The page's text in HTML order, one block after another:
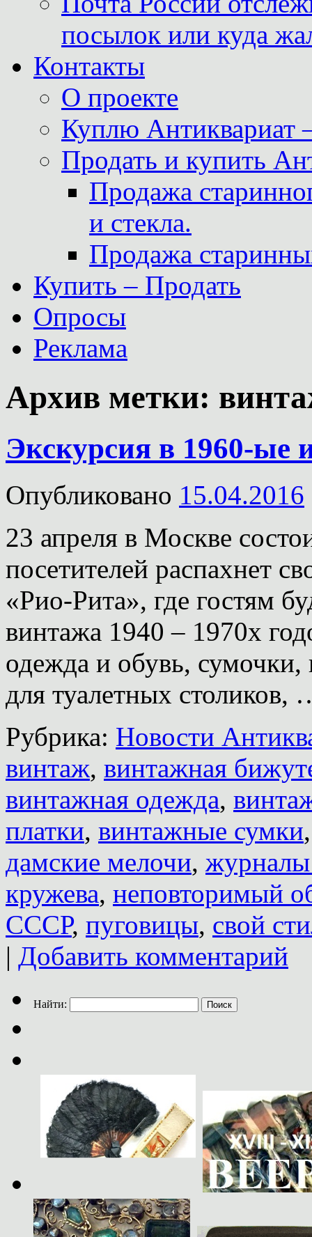
посылок или куда
Контакты
О проекте
Куплю Антиквариат
Продать и купить
Продажа
и стекла.
Продажа
Купить – Продать
Опросы
Реклама
Архив метки:
Экскурсия в 1960-ые
Опубликовано 15.04.2016
23 апреля в Москве
посетителей распахнет
«Рио-Рита», где гостям
винтажа 1940 – 1970х
одежда и обувь,
для туалетных
Рубрика: Новости
винтаж, винтажная
винтажная одежда,
платки, винтажные сумки
дамские мелочи,
кружева, неповторимый
СССР, пуговицы, свой
| Добавить комментарий
Найти: